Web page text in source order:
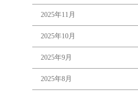
2025年11月
2025年10月
2025年9月
2025年8月